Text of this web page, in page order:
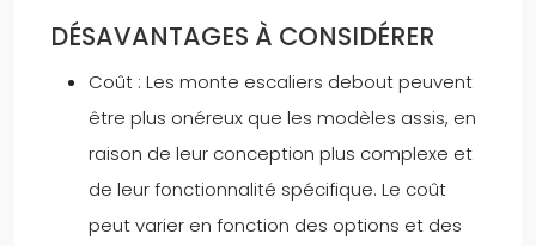
DÉSAVANTAGES À CONSIDÉRER
Coût : Les monte escaliers debout peuvent
être plus onéreux que les modèles assis, en
raison de leur conception plus complexe et
de leur fonctionnalité spécifique. Le coût
peut varier en fonction des options et des